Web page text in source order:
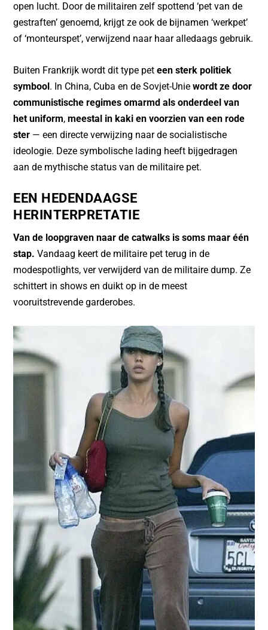
open lucht. Door de militairen zelf spottend ‘pet van de
gestraften’ genoemd, krijgt ze ook de bijnamen ‘werkpet’
of ‘monteurspet’, verwijzend naar haar alledaags gebruik.
Buiten Frankrijk wordt dit type peteen sterk politiek
symbool. In China, Cuba en de Sovjet-Uniewordt ze door
communistische regimes omarmd als onderdeel van
het uniform,meestal in kaki en voorzien van een rode
ster — een directe verwijzing naar de socialistische
ideologie. Deze symbolische lading heeft bijgedragen
aan de mythische status van de militaire pet.
EEN HEDENDAAGSE
HERINTERPRETATIE
Van de loopgraven naar de catwalks is soms maar één
stap. Vandaag keert de militaire pet terug in de
modespotlights, ver verwijderd van de militaire dump. Ze
schittert in shows en duikt op in de meest
vooruitstrevende garderobes.